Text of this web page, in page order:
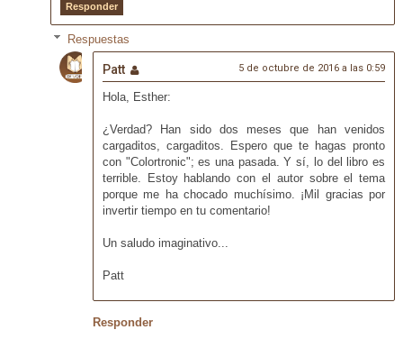
Responder
Respuestas
Patt 5 de octubre de 2016 a las 0:59
Hola, Esther:
¿Verdad? Han sido dos meses que han venidos
cargaditos, cargaditos. Espero que te hagas pronto
con "Colortronic"; es una pasada. Y sí, lo del libro es
terrible. Estoy hablando con el autor sobre el tema
porque me ha chocado muchísimo. ¡Mil gracias por
invertir tiempo en tu comentario!
Un saludo imaginativo...
Patt
Responder